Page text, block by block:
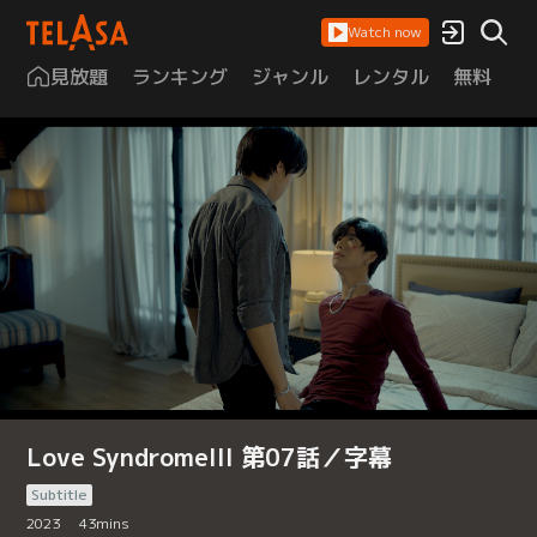
Watch now
見放題 ランキング ジャンル レンタル 無料
Love SyndromeIII 第07話／字幕
Subtitle
2023
43mins